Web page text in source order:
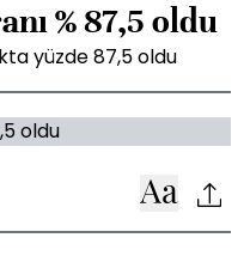
% 87,5 oldu
yüzde 87,5 oldu